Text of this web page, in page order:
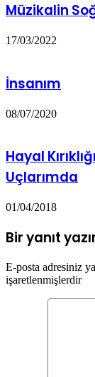
Müzikalin
17/03/2022
İnsanım
08/07/2020
Hayal
Uçlarımda
01/04/2018
Bir yanıt
E-posta adresiniz
işaretlenmişlerdir